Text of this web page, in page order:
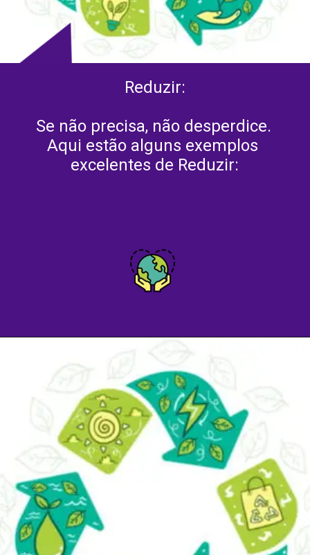
Reduzir:
Se não precisa, não desperdice.
Aqui estão alguns exemplos
excelentes de Reduzir: